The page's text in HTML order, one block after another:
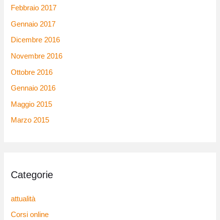
Febbraio 2017
Gennaio 2017
Dicembre 2016
Novembre 2016
Ottobre 2016
Gennaio 2016
Maggio 2015
Marzo 2015
Categorie
attualità
Corsi online